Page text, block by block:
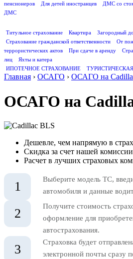
пенсионеров
Для детей иностранцев ДМС со
ДМС
Титульное страхование
Квартира Загородный
Страхование гражданской ответственности
От
террористических актов
При сдаче в аренду
лиц
Яхты и катера
ИПОТЕЧНОЕ СТРАХОВАНИЕ
Главная › ОСАГО › ОСАГО на
ОСАГО на
Дешевле, чем напрямую в
Скидка за счет нашей комиссии
Расчет в лучших страховых
1
Выберите модель ТС,
автомобиля и данные
2
Получите стоимость
оформление для
автострахования.
3
Страховка будет
электронной почты сразу